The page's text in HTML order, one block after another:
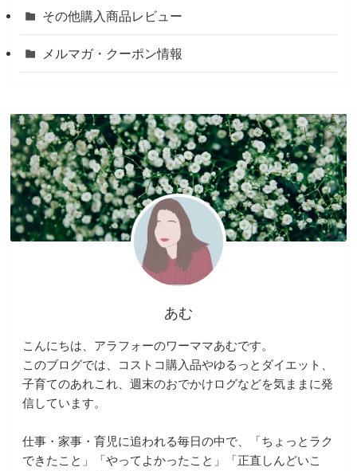
その他購入商品レビュー
メルマガ・クーポン情報
あむ
こんにちは、アラフォーのワーママあむです。
このブログでは、コストコ購入品やゆるっとダイエット、
子育てのあれこれ、週末のおでかけログなどを気ままに発
信しています。
仕事・家事・育児に追われる毎日の中で、「ちょっとラク
できたこと」「やってよかったこと」「正直しんどいこ